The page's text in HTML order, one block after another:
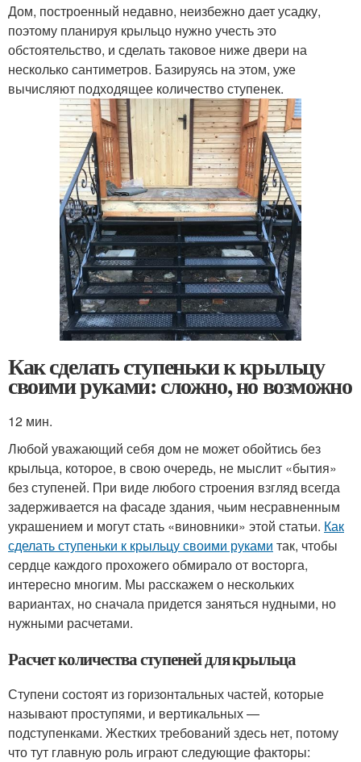
Дом, построенный недавно, неизбежно дает усадку,
поэтому планируя крыльцо нужно учесть это
обстоятельство, и сделать таковое ниже двери на
несколько сантиметров. Базируясь на этом, уже
вычисляют подходящее количество ступенек.
Как сделать ступеньки к крыльцу
своими руками: сложно, но возможно
12 мин.
Любой уважающий себя дом не может обойтись без
крыльца, которое, в свою очередь, не мыслит «бытия»
без ступеней. При виде любого строения взгляд всегда
задерживается на фасаде здания, чьим несравненным
украшением и могут стать «виновники» этой статьи. Как
сделать ступеньки к крыльцу своими руками так, чтобы
сердце каждого прохожего обмирало от восторга,
интересно многим. Мы расскажем о нескольких
вариантах, но сначала придется заняться нудными, но
нужными расчетами.
Расчет количества ступеней для крыльца
Ступени состоят из горизонтальных частей, которые
называют проступями, и вертикальных —
подступенками. Жестких требований здесь нет, потому
что тут главную роль играют следующие факторы: